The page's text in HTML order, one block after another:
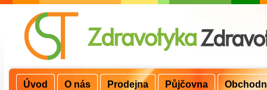
Úvod O nás Prodejna Půjčovna